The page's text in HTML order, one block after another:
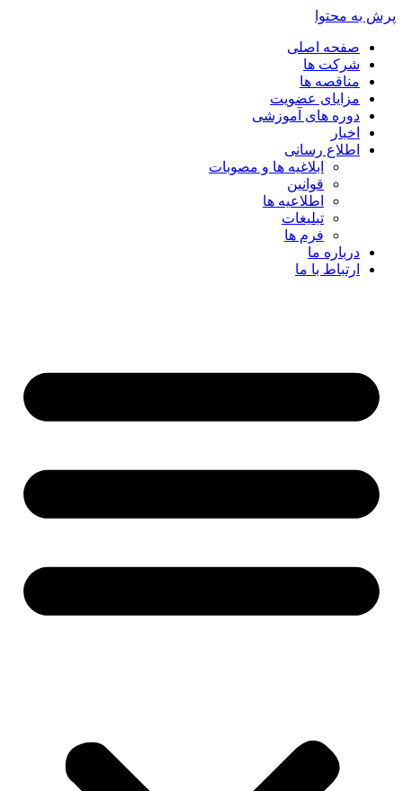
پرش به محتوا
صفحه اصلی
شرکت ها
مناقصه ها
مزایای عضویت
دوره های آموزشی
اخبار
اطلاع رسانی
ابلاغیه ها و مصوبات
قوانین
اطلاعیه ها
تبلیغات
فرم ها
درباره ما
ارتباط با ما